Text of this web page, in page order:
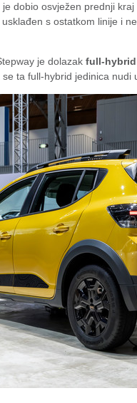
dobio osvježen prednji
usklađen s ostatkom linije i
je dolazak full-hybrid
se ta full-hybrid jedinica nudi